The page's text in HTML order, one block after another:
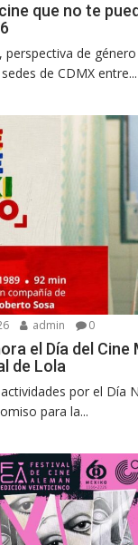
que no te
de
de CDMX entre...
admin 0
el Día del
de Lola
por el Día
para la...